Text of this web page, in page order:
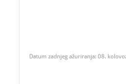
Datum zadnjeg ažuriranja: 08.